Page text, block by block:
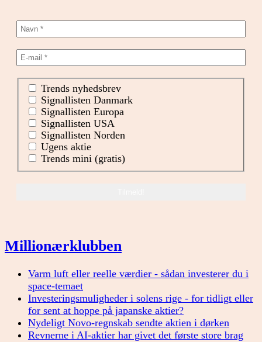
Trends nyhedsbrev
Signallisten Danmark
Signallisten Europa
Signallisten USA
Signallisten Norden
Ugens aktie
Trends mini (gratis)
Millionærklubben
Varm luft eller reelle værdier - sådan investerer du i
space-temaet
Investeringsmuligheder i solens rige - for tidligt eller
for sent at hoppe på japanske aktier?
Nydeligt Novo-regnskab sendte aktien i dørken
Revnerne i AI-aktier har givet det første store brag